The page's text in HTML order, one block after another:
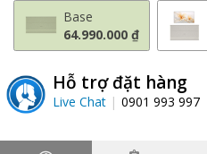
Base
64.990.000 ₫
Hỗ trợ đặt hàng
Live Chat 0901 993 997